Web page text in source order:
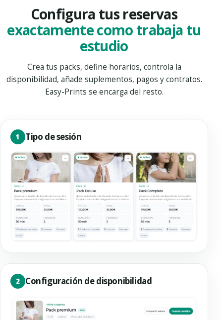
Configura tus reservas
exactamente como trabaja tu
estudio
Crea tus packs, define horarios, controla la
disponibilidad, añade suplementos, pagos y contratos.
Easy-Prints se encarga del resto.
1 Tipo de sesión
2 Configuración de disponibilidad